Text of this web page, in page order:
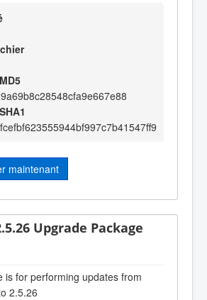
maintenant
Upgrade Package
is for performing updates from
2.5.26